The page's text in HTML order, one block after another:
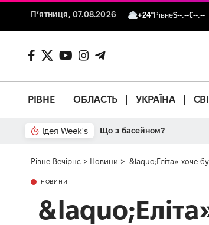
П’ятниця, 07.08.2026 +24°Рівне$--.--€--.--
РІВНЕ ОБЛАСТЬ УКРАЇНА
Ідея Week's Що з басейном?
Рівне Вечірнє > Новини > &laquo;Еліта» хоче
НОВИНИ